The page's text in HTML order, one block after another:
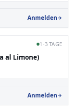
Anmelden
1-3 TAGE
al Limone)
Anmelden